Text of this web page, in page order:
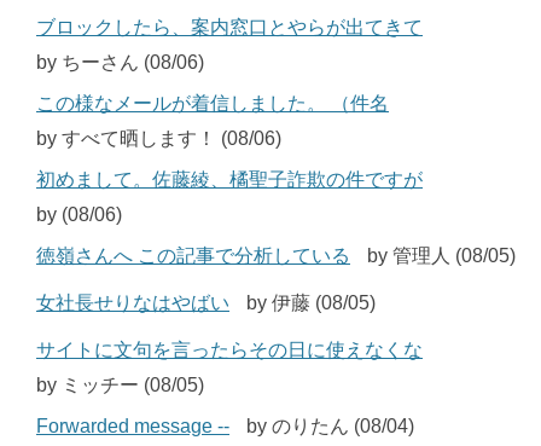
ブロックしたら、案内窓口とやらが出てきて
by ちーさん (08/06)
この様なメールが着信しました。 （件名
by すべて晒します！ (08/06)
初めまして。佐藤綾、橘聖子詐欺の件ですが
by (08/06)
徳嶺さんへ この記事で分析している
by 管理人 (08/05)
女社長せりなはやばい by 伊藤 (08/05)
サイトに文句を言ったらその日に使えなくな
by ミッチー (08/05)
Forwarded message --
by のりたん (08/04)